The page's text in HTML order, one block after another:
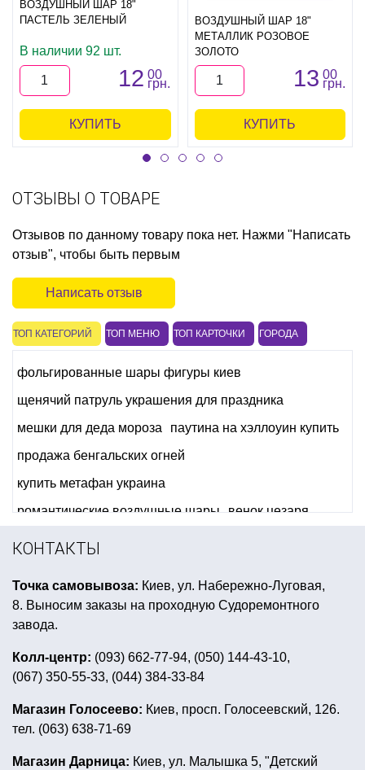
ВОЗДУШНЫЙ ШАР 18"
ПАСТЕЛЬ ЗЕЛЕНЫЙ
В наличии 92 шт.
12 00
грн.
КУПИТЬ
ВОЗДУШНЫЙ ШАР 18"
МЕТАЛЛИК РОЗОВОЕ
ЗОЛОТО
13 00
грн.
КУПИТЬ
ОТЗЫВЫ О ТОВАРЕ
Отзывов по данному товару пока нет. Нажми "Написать
отзыв", чтобы быть первым
Написать отзыв
ТОП КАТЕГОРИЙ ТОП МЕНЮ ТОП КАРТОЧКИ ГОРОДА
фольгированные шары фигуры киев
щенячий патруль украшения для праздника
мешки для деда мороза
паутина на хэллоуин купить
продажа бенгальских огней
купить метафан украина
романтические воздушные шары венок цезаря
день рождения в футбольном стиле
воздушные шары на детский день рождения
гангстерская вечеринка костюмы
тематические вечеринки киев
воздушные шары на день рождения
новогодний парик купить
всё для пивной вечеринки купить
шляпа колдуньи
КОНТАКТЫ
Точка самовывоза: Киев, ул. Набережно-Луговая,
8. Выносим заказы на проходную Судоремонтного
завода.
Колл-центр: (093) 662-77-94, (050) 144-43-10,
(067) 350-55-33, (044) 384-33-84
Магазин Голосеево: Киев, просп. Голосеевский, 126.
тел. (063) 638-71-69
Магазин Дарница: Киев, ул. Малышка 5, "Детский